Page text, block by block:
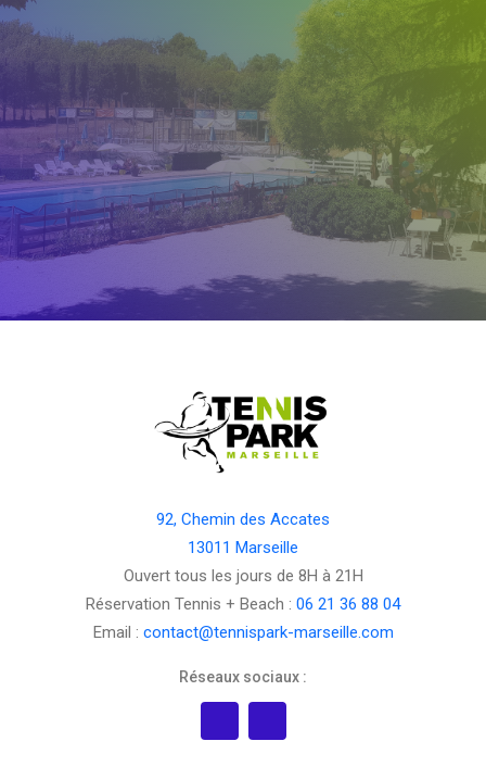
92, Chemin des Accates
13011 Marseille
Ouvert tous les jours de 8H à 21H
Réservation Tennis + Beach : 06 21 36 88 04
Email : contact@tennispark-marseille.com
Réseaux sociaux :